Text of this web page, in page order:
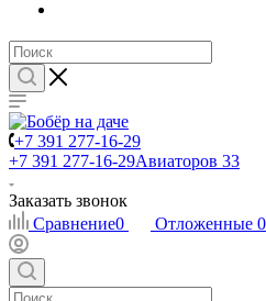
+7 391 277-16-29
+7 391 277-16-29Авиаторов 33
Заказать звонок
Сравнение0 Отложенные 0